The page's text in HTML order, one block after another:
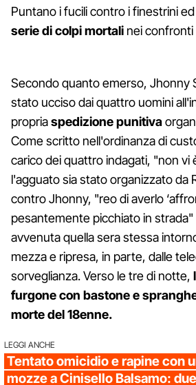
Puntano i fucili contro i finestrini ed
serie di colpi mortali nei
Secondo quanto emerso, Jhonny
stato ucciso dai quattro uomini
propriaspedizione punitiva
Come scritto nell'ordinanza di
carico dei quattro indagati, "non vi
l'agguato sia stato organizzato da
contro Jhonny, "reo di averlo
pesantemente picchiato in strada"
avvenuta quella sera stessa
mezza e ripresa, in parte, dalle
sorveglianza. Verso le tre di notte,
furgone con bastone e
morte del 18enne.
LEGGI ANCHE
Tentato omicidio e rapine con
mozze a Cinisello Balsamo: